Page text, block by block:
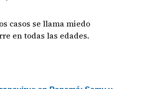
casos se llama miedo
en todas las edades.